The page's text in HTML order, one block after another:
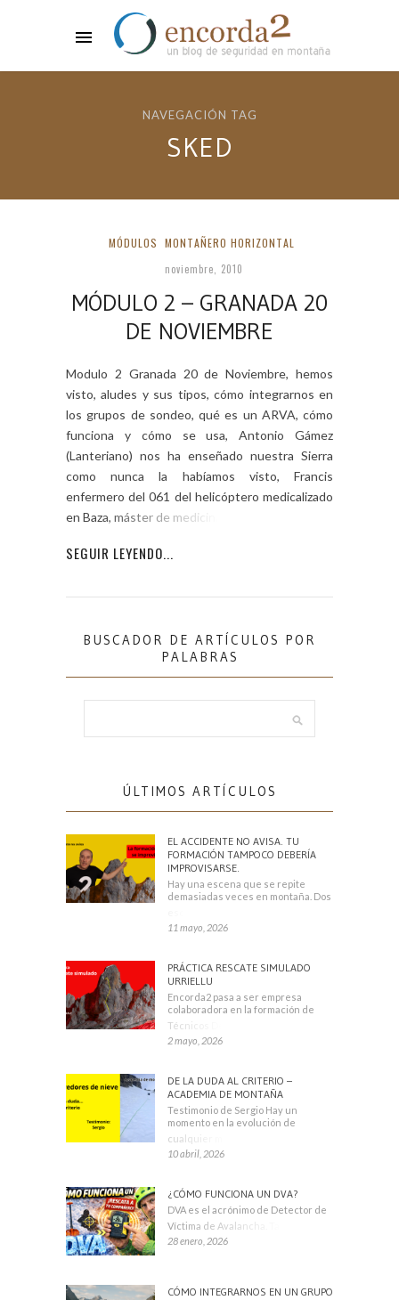
NAVEGACIÓN TAG
SKED
MÓDULOS MONTAÑERO HORIZONTAL
noviembre, 2010
MÓDULO 2 – GRANADA 20
DE NOVIEMBRE
Modulo 2 Granada 20 de Noviembre, hemos
visto, aludes y sus tipos, cómo integrarnos en
los grupos de sondeo, qué es un ARVA, cómo
funciona y cómo se usa, Antonio Gámez
(Lanteriano) nos ha enseñado nuestra Sierra
como nunca la habíamos visto, Francis
enfermero del 061 del helicóptero medicalizado
en Baza, máster de medicina de […]
SEGUIR LEYENDO...
BUSCADOR DE ARTÍCULOS POR
PALABRAS
ÚLTIMOS ARTÍCULOS
EL ACCIDENTE NO AVISA. TU
FORMACIÓN TAMPOCO DEBERÍA
IMPROVISARSE.
Hay una escena que se repite
demasiadas veces en montaña. Dos
11 mayo, 2026
PRÁCTICA RESCATE SIMULADO
URRIELLU
Encorda2 pasa a ser empresa
colaboradora en la formación de
Técnicos Deportivos
2 mayo, 2026
DE LA DUDA AL CRITERIO –
ACADEMIA DE MONTAÑA
Testimonio de Sergio Hay un
momento en la evolución de
cualquier montañero
10 abril, 2026
¿CÓMO FUNCIONA UN DVA?
DVA es el acrónimo de Detector de
Víctima de Avalancha. También se
28 enero, 2026
CÓMO INTEGRARNOS EN UN GRUPO